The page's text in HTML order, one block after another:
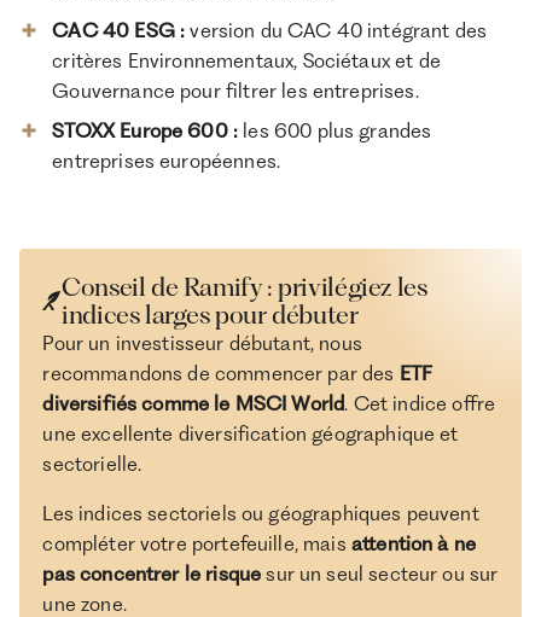
CAC 40 ESG :version du CAC 40 intégrant des
critères Environnementaux, Sociétaux et de
Gouvernance pour filtrer les entreprises.
STOXX Europe 600 : les 600 plus grandes
entreprises européennes.
Conseil de Ramify : privilégiez les
indices larges pour débuter
Pour un investisseur débutant, nous
recommandons de commencer par des ETF
diversifiés comme le MSCI World. Cet indice offre
une excellente diversification géographique et
sectorielle.
Les indices sectoriels ou géographiques peuvent
compléter votre portefeuille, mais attention à ne
pas concentrer le risque sur un seul secteur ou sur
une zone.